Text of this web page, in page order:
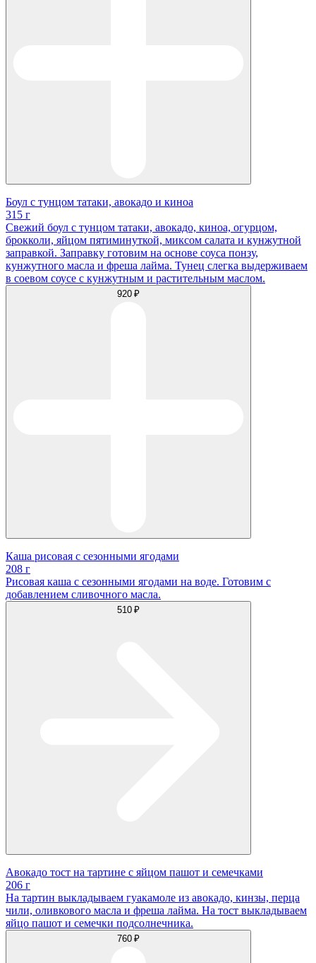
Боул с тунцом татаки, авокадо и киноа
315 г
Свежий боул с тунцом татаки, авокадо, киноа, огурцом,
брокколи, яйцом пятиминуткой, миксом салата и кунжутной
заправкой. Заправку готовим на основе соуса понзу,
кунжутного масла и фреша лайма. Тунец слегка выдерживаем
в соевом соусе с кунжутным и растительным маслом.
920 ₽
Каша рисовая с сезонными ягодами
208 г
Рисовая каша с сезонными ягодами на воде. Готовим с
добавлением сливочного масла.
510 ₽
Авокадо тост на тартине с яйцом пашот и семечками
206 г
На тартин выкладываем гуакамоле из авокадо, кинзы, перца
чили, оливкового масла и фреша лайма. На тост выкладываем
яйцо пашот и семечки подсолнечника.
760 ₽